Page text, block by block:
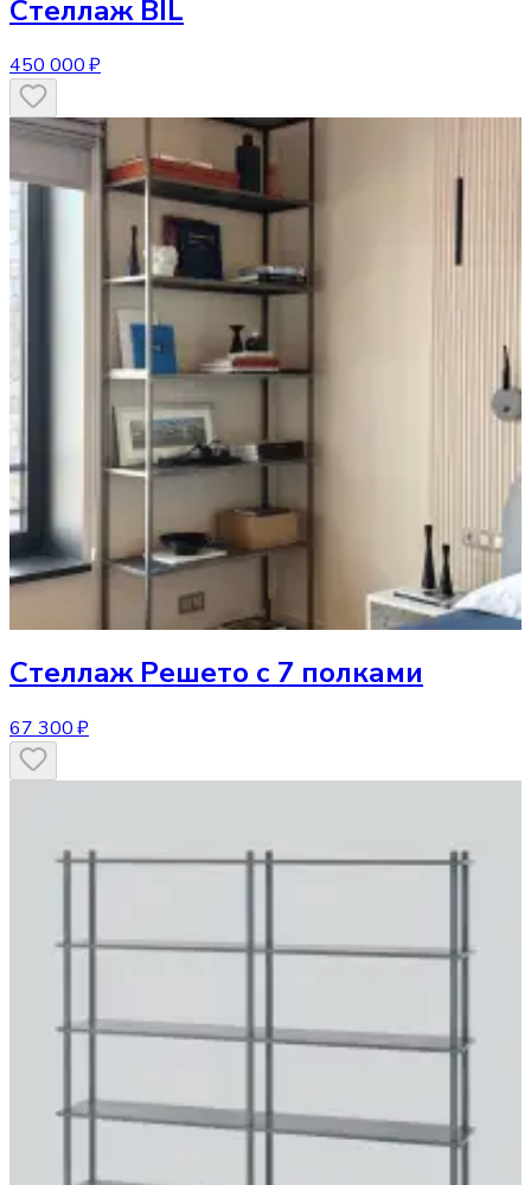
Стеллаж BIL
450 000 ₽
Стеллаж Решето с 7 полками
67 300 ₽